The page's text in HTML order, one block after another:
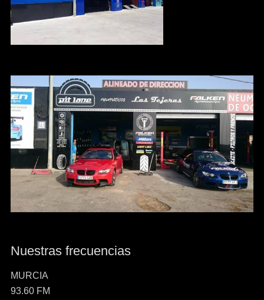
Nuestras frecuencias
MURCIA
93.60 FM